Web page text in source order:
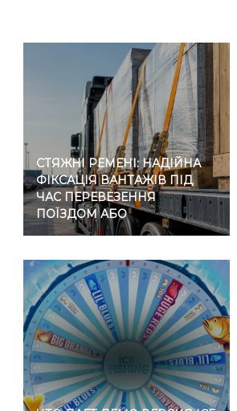
СТЯЖНІ РЕМЕНІ: НАДІЙНА
ФІКСАЦІЯ ВАНТАЖІВ ПІД
ЧАС ПЕРЕВЕЗЕННЯ
ПОЇЗДОМ АБО
АВТОМОБІЛЕМ